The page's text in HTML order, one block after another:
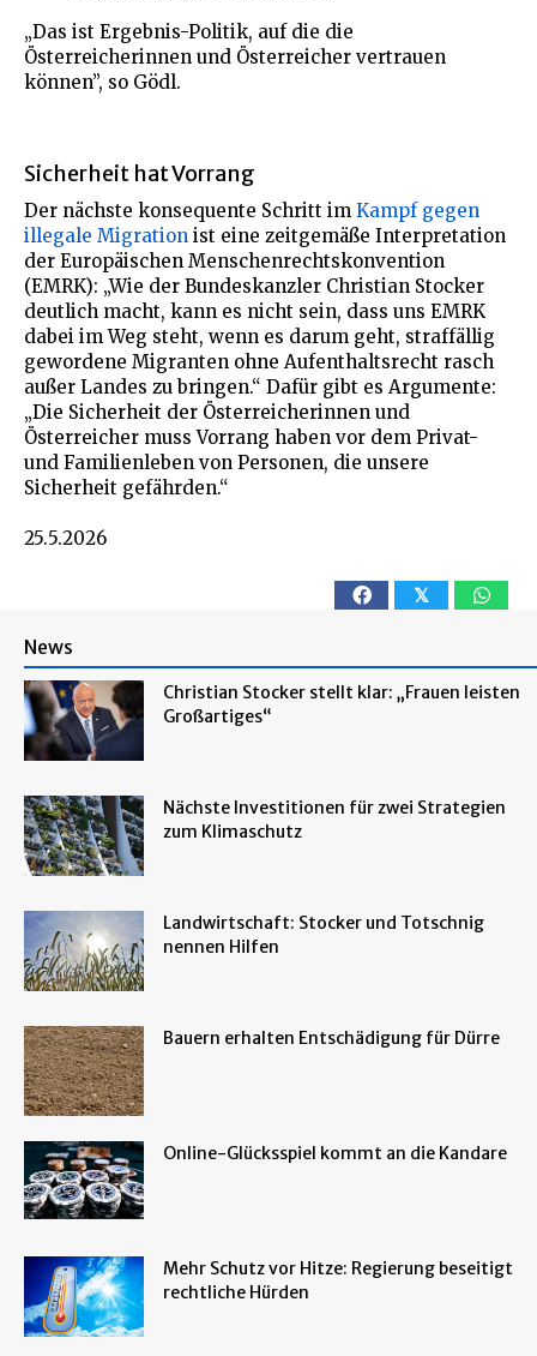
„Das ist Ergebnis-Politik, auf die die
Österreicherinnen und Österreicher vertrauen
können”, so Gödl.
Sicherheit hat Vorrang
Der nächste konsequente Schritt im Kampf gegen
illegale Migration ist eine zeitgemäße Interpretation
der Europäischen Menschenrechtskonvention
(EMRK): „Wie der Bundeskanzler Christian Stocker
deutlich macht, kann es nicht sein, dass uns EMRK
dabei im Weg steht, wenn es darum geht, straffällig
gewordene Migranten ohne Aufenthaltsrecht rasch
außer Landes zu bringen.“ Dafür gibt es Argumente:
„Die Sicherheit der Österreicherinnen und
Österreicher muss Vorrang haben vor dem Privat-
und Familienleben von Personen, die unsere
Sicherheit gefährden.“
25.5.2026
𝕏
News
Christian Stocker stellt klar: „Frauen leisten
Großartiges“
Nächste Investitionen für zwei Strategien
zum Klimaschutz
Landwirtschaft: Stocker und Totschnig
nennen Hilfen
Bauern erhalten Entschädigung für Dürre
Online-Glücksspiel kommt an die Kandare
Mehr Schutz vor Hitze: Regierung beseitigt
rechtliche Hürden